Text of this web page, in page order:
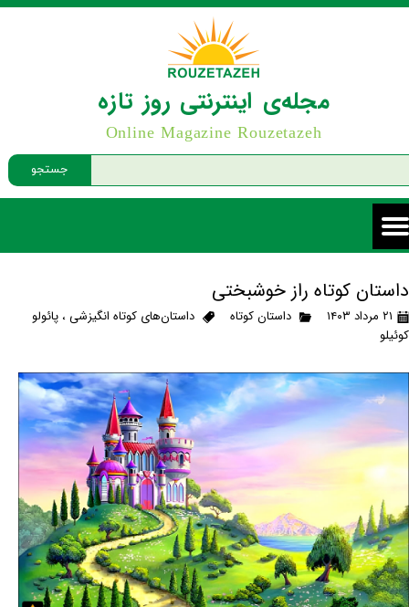
جستجو
مجله‌ی اینترنتی روز تازه
Online Magazine Rouzetazeh
داستان کوتاه راز خوشبختی
۲۱ مرداد ۱۴۰۳ داستان کوتاه داستان‌های کوتاه انگیزشی، پائولو
کوئیلو